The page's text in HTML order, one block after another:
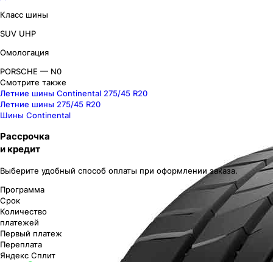
Класс шины
SUV UHP
Омологация
PORSCHE — N0
Смотрите также
Летние шины Continental 275/45 R20
Летние шины 275/45 R20
Шины Continental
Рассрочка
и кредит
Выберите удобный способ оплаты при оформлении заказа.
Программа
Срок
Количество
платежей
Первый платеж
Переплата
Яндекс Сплит